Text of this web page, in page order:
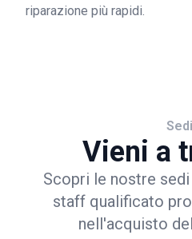
riparazione più rapidi.
Sedi
Vieni a
Scopri le nostre
staff qualificato
nell'acquisto